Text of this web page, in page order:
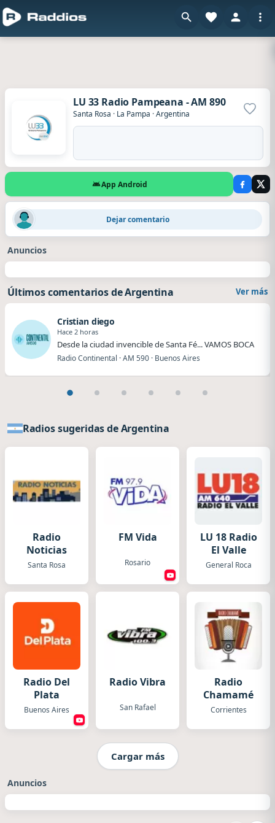
LU 33 Radio Pampeana - AM 890
Santa Rosa · La Pampa ·Argentina
App Android
Hace 15 horas
una Milonga para la peonada de don Isidoro el durazno
Dejar comentario
Anuncios
Últimos comentarios de Argentina Ver más
Cristian diego
Hace 2 horas
Desde la ciudad invencible de Santa Fé... VAMOS BOCA
Radio Continental · AM 590 · Buenos Aires
Radios sugeridas de Argentina
Radio
Noticias
Santa Rosa
FM Vida
Rosario
LU 18 Radio
El Valle
General Roca
Radio Del
Plata
Buenos Aires
Radio Vibra
San Rafael
Radio
Chamamé
Corrientes
Cargar más
Anuncios